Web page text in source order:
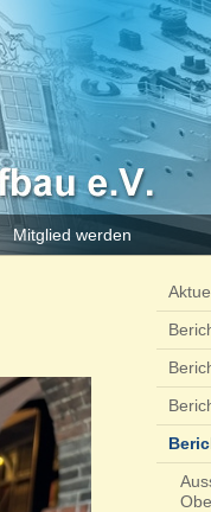
Mitglied werden